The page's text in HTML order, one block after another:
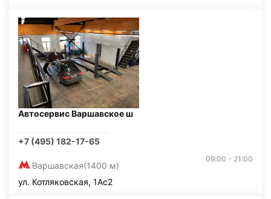
Автосервис Варшавское ш
+7 (495) 182-17-65
Варшавская(1400 м)
09:00 - 21:00
ул. Котляковская, 1Ас2